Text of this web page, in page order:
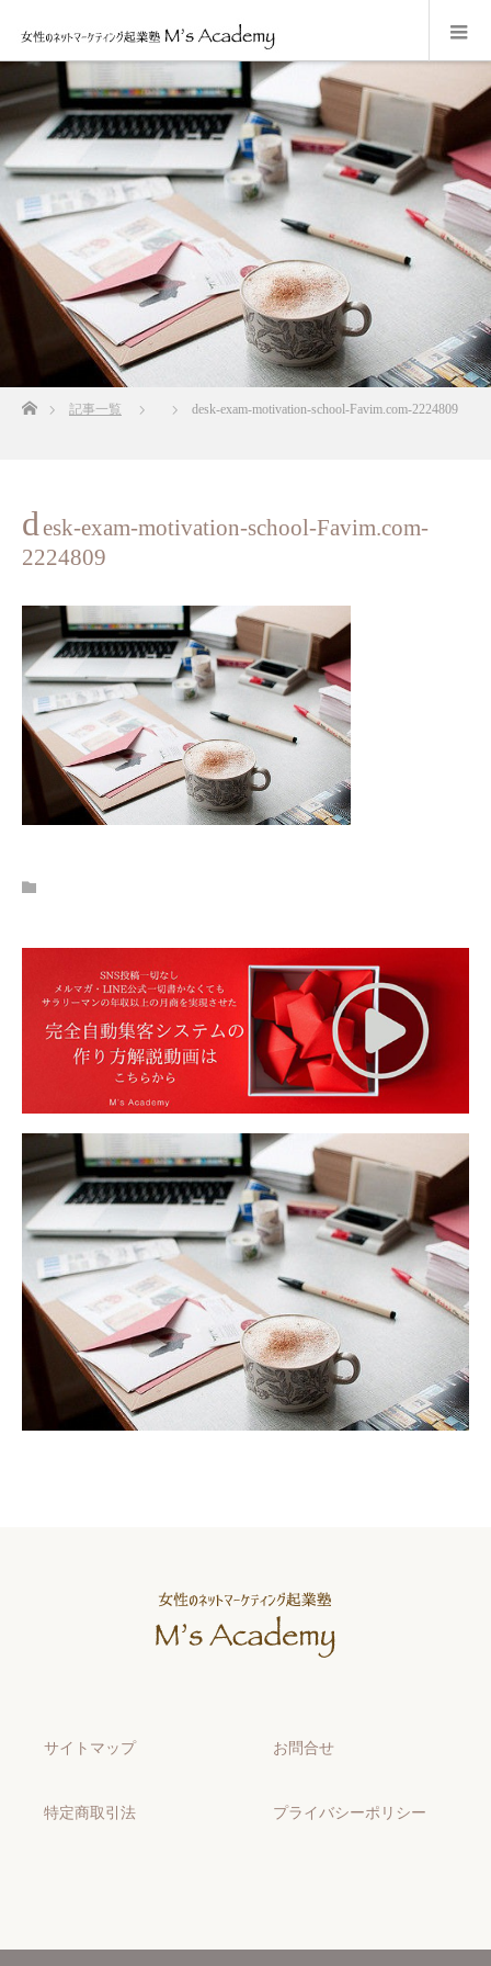
ホーム記事一覧 desk-exam-motivation-school-Favim.com-2224809
desk-exam-motivation-school-Favim.com-
2224809
サイトマップ お問合せ
特定商取引法 プライバシーポリシー